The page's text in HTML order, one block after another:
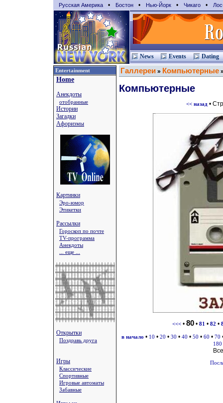
Русская Америка • Бостон • Нью-Йорк • Чикаго •
News Events Dating
Entertainment
Home
Анекдоты
отобранные
Истории
Загадки
Афоризмы
Картинки
Эро-юмор
Этикетки
Рассылки
Гороскоп по почте
TV-программа
Анекдоты
... еще ...
Открытки
Поздравь друга
Игры
Классические
Спортивные
Игровые автоматы
Забавные
Галлереи » Компьютерные
Компьютерные
<< назад •
<<< • 80 • 81 • 82 •
в начало • 10 • 20 • 30 • 40 • 50 • 60 • 70
180